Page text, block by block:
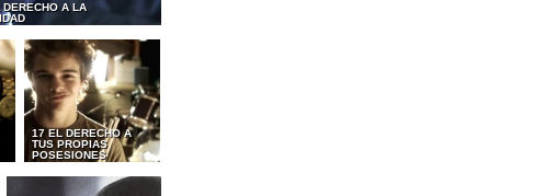
A LA
17 EL DERECHO A
TUS PROPIAS
POSESIONES